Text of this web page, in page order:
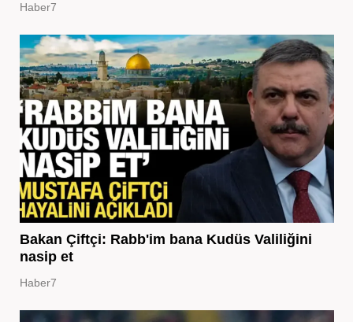
Haber7
Bakan Çiftçi: Rabb'im bana Kudüs Valiliğini
nasip et
Haber7